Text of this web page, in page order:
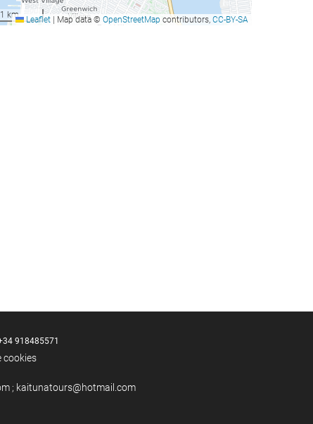
1 km Leaflet Map data © OpenStreetMap contributors, CC-BY-SA
918485571
cookies
; kaitunatours@hotmail.com